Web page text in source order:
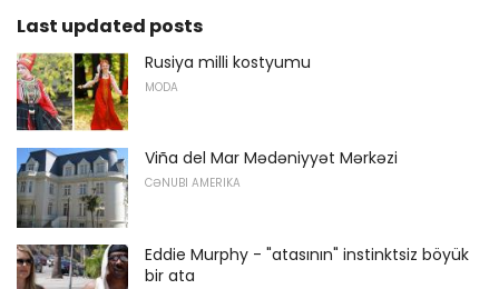
Last updated posts
Rusiya milli kostyumu
MODA
Viña del Mar Mədəniyyət Mərkəzi
CƏNUBI AMERIKA
Eddie Murphy - "atasının" instinktsiz böyük
bir ata